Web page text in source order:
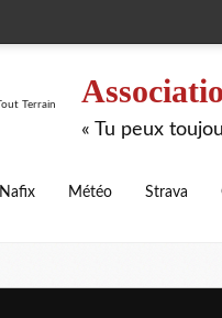
« Tu peux
Nafix Météo Strava